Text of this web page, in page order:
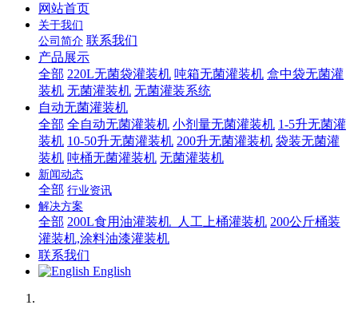
网站首页
关于我们
公司简介 联系我们
产品展示
全部 220L无菌袋灌装机 吨箱无菌灌装机 盒中袋无菌灌
装机 无菌灌装机 无菌灌装系统
自动无菌灌装机
全部 全自动无菌灌装机 小剂量无菌灌装机 1-5升无菌灌
装机 10-50升无菌灌装机 200升无菌灌装机 袋装无菌灌
装机 吨桶无菌灌装机 无菌灌装机
新闻动态
全部 行业资讯
解决方案
全部 200L食用油灌装机_人工上桶灌装机 200公斤桶装
灌装机,涂料油漆灌装机
联系我们
English